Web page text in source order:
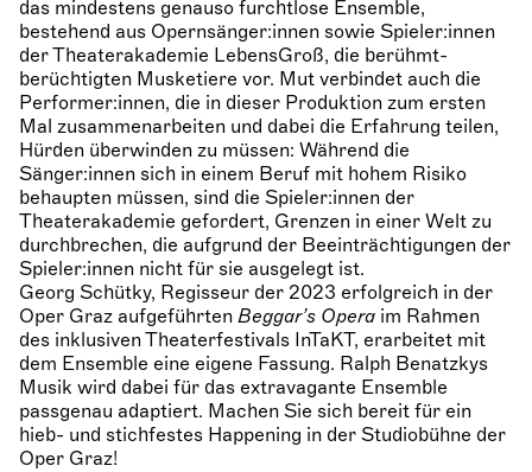
das mindestens genauso furchtlose Ensemble,
bestehend aus Opernsänger:innen sowie Spieler:innen
der Theaterakademie LebensGroß, die berühmt-
berüchtigten Musketiere vor. Mut verbindet auch die
Performer:innen, die in dieser Produktion zum ersten
Mal zusammenarbeiten und dabei die Erfahrung teilen,
Hürden überwinden zu müssen: Während die
Sänger:innen sich in einem Beruf mit hohem Risiko
behaupten müssen, sind die Spieler:innen der
Theaterakademie gefordert, Grenzen in einer Welt zu
durchbrechen, die aufgrund der Beeinträchtigungen der
Spieler:innen nicht für sie ausgelegt ist.
Georg Schütky, Regisseur der 2023 erfolgreich in der
Oper Graz aufgeführten Beggar’s Opera im Rahmen
des inklusiven Theaterfestivals InTaKT, erarbeitet mit
dem Ensemble eine eigene Fassung. Ralph Benatzkys
Musik wird dabei für das extravagante Ensemble
passgenau adaptiert. Machen Sie sich bereit für ein
hieb- und stichfestes Happening in der Studiobühne der
Oper Graz!